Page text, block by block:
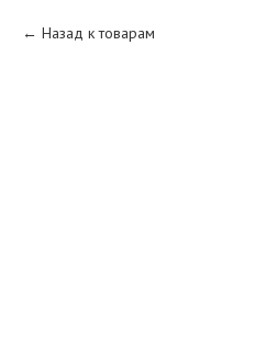
Назад к товарам